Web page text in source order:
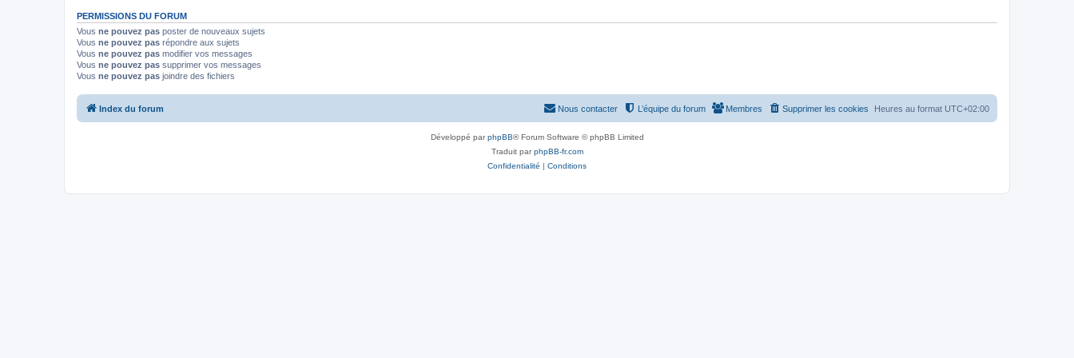
s
PERMISSIONS DU FORUM
Vous ne pouvez pas poster de nouveaux sujets
Vous ne pouvez pas répondre aux sujets
Vous ne pouvez pas modifier vos messages
Vous ne pouvez pas supprimer vos messages
Vous ne pouvez pas joindre des fichiers
Index du forum Heures au format UTC+02:00
Supprimer les cookies
Membres
L’équipe du forum
Nous contacter
Développé parphpBB® Forum Software © phpBB Limited
Traduit parphpBB-fr.com
Confidentialité | Conditions